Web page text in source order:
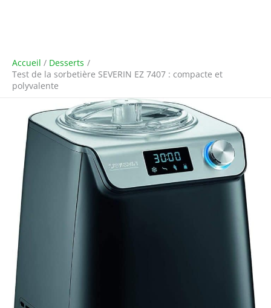
Accueil
Desserts
Test de la sorbetière SEVERIN EZ 7407 : compacte et
polyvalente